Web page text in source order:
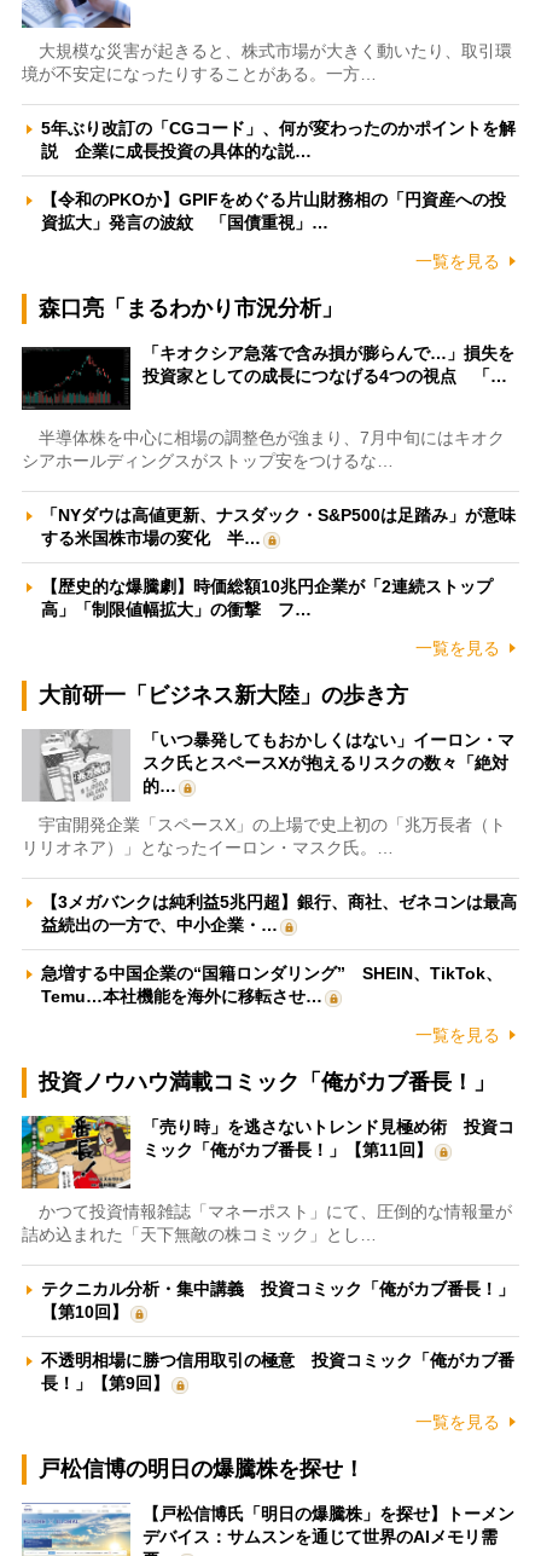
大規模な災害が起きると、株式市場が大きく動いたり、取引環
境が不安定になったりすることがある。一方…
5年ぶり改訂の「CGコード」、何が変わったのかポイントを解
説 企業に成長投資の具体的な説…
【令和のPKOか】GPIFをめぐる片山財務相の「円資産への投
資拡大」発言の波紋 「国債重視」…
一覧を見る
森口亮「まるわかり市況分析」
「キオクシア急落で含み損が膨らんで…」損失を
投資家としての成長につなげる4つの視点 「…
半導体株を中心に相場の調整色が強まり、7月中旬にはキオク
シアホールディングスがストップ安をつけるな…
「NYダウは高値更新、ナスダック・S&P500は足踏み」が意味
する米国株市場の変化 半…
【歴史的な爆騰劇】時価総額10兆円企業が「2連続ストップ
高」「制限値幅拡大」の衝撃 フ…
一覧を見る
大前研一「ビジネス新大陸」の歩き方
「いつ暴発してもおかしくはない」イーロン・マ
スク氏とスペースXが抱えるリスクの数々「絶対
的…
宇宙開発企業「スペースX」の上場で史上初の「兆万長者（ト
リリオネア）」となったイーロン・マスク氏。…
【3メガバンクは純利益5兆円超】銀行、商社、ゼネコンは最高
益続出の一方で、中小企業・…
急増する中国企業の“国籍ロンダリング” SHEIN、TikTok、
Temu…本社機能を海外に移転させ…
一覧を見る
投資ノウハウ満載コミック「俺がカブ番長！」
「売り時」を逃さないトレンド見極め術 投資コ
ミック「俺がカブ番長！」【第11回】
かつて投資情報雑誌「マネーポスト」にて、圧倒的な情報量が
詰め込まれた「天下無敵の株コミック」とし…
テクニカル分析・集中講義 投資コミック「俺がカブ番長！」
【第10回】
不透明相場に勝つ信用取引の極意 投資コミック「俺がカブ番
長！」【第9回】
一覧を見る
戸松信博の明日の爆騰株を探せ！
【戸松信博氏「明日の爆騰株」を探せ】トーメン
デバイス：サムスンを通じて世界のAIメモリ需